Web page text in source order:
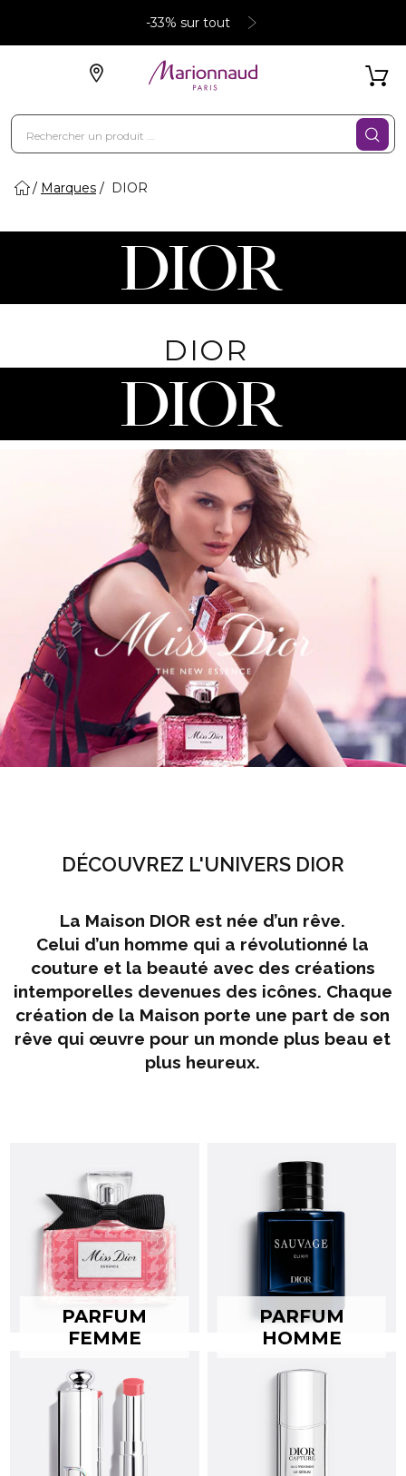
-33% sur tout
Marques DIOR
DIOR
DÉCOUVREZ L'UNIVERS DIOR
La Maison DIOR est née d’un rêve.
Celui d’un homme qui a révolutionné la
couture et la beauté avec des créations
intemporelles devenues des icônes. Chaque
création de la Maison porte une part de son
rêve qui œuvre pour un monde plus beau et
plus heureux.
PARFUM
FEMME
PARFUM
HOMME